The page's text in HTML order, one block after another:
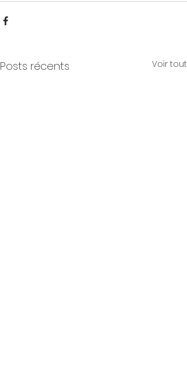
Posts récents Voir tout